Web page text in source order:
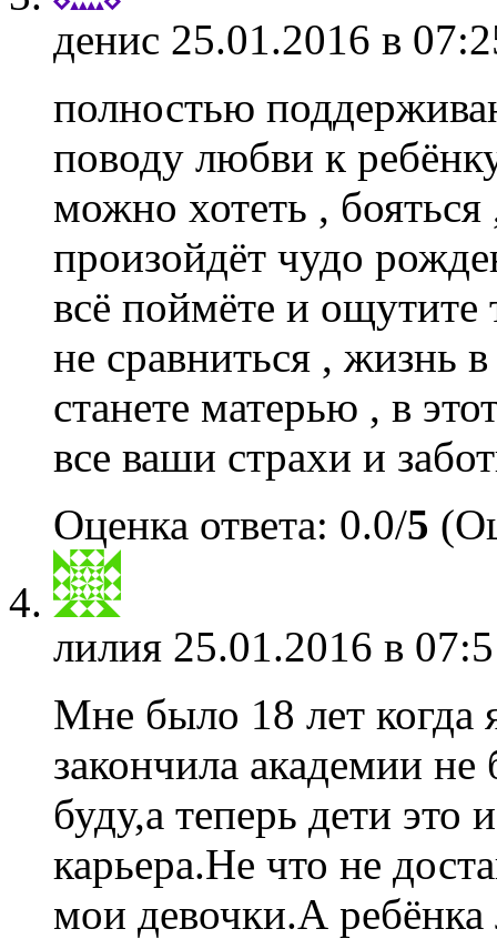
денис 25.01.2016 в
полностью
поводу любви к
можно хотеть , бояться
произойдёт чудо
всё поймёте и ощутите
не сравниться , жизнь
станете матерью , в
все ваши страхи и
Оценка ответа: 0.0/5
лилия 25.01.2016 в
Мне было 18 лет когда
закончила академии
буду,а теперь дети это
карьера.Не что не
мои девочки.А ребёнка